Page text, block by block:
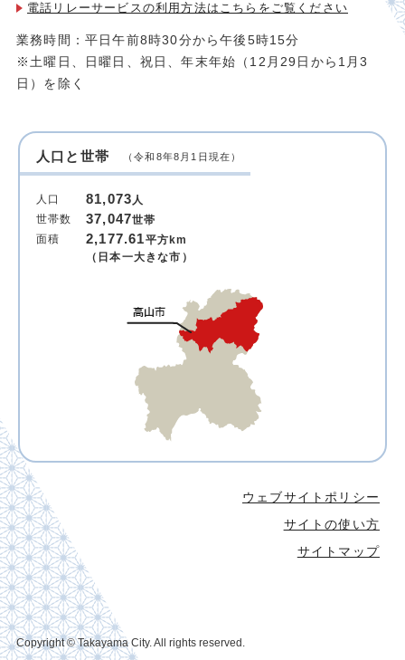
電話リレーサービスの利用方法は こちらをご覧ください
業務時間：平日午前8時30分から午後5時15分
※土曜日、日曜日、祝日、年末年始（12月29日から1月3
日）を除く
人口と世帯 （令和8年8月1日現在）
人口 81,073人
世帯数
37,047世帯
面積
2,177.61平方km
（日本一大きな市）
ウェブサイトポリシー
サイトの使い方
サイトマップ
Copyright © Takayama City. All rights reserved.